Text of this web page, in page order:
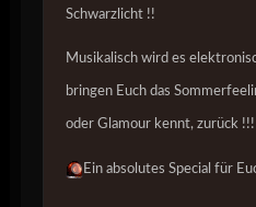
Schwarzlicht !!
Musikalisch wird es
bringen Euch das
oder Glamour kennt, zurück
Ein absolutes Special für